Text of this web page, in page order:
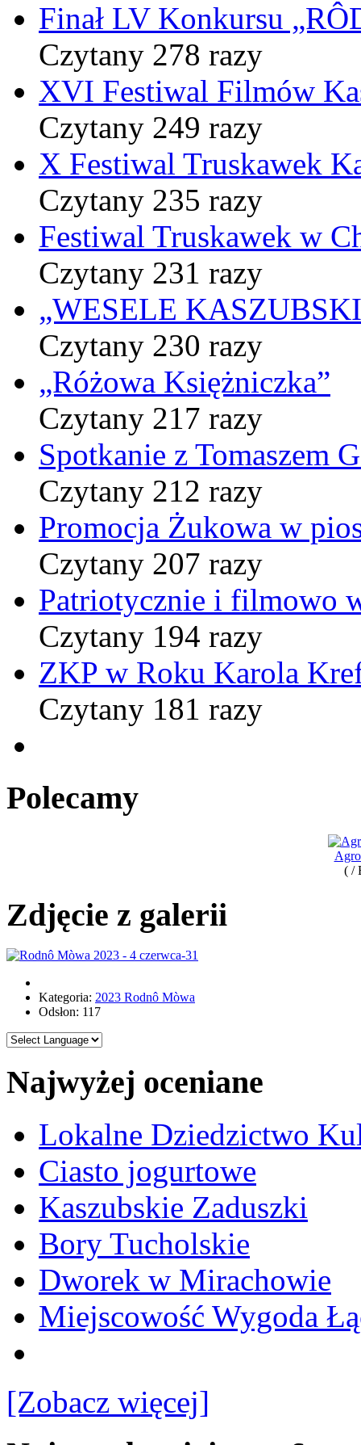
Finał LV Konkursu
Czytany 278 razy
XVI Festiwal Filmów
Czytany 249 razy
X Festiwal Truskawek
Czytany 235 razy
Festiwal Truskawek w
Czytany 231 razy
„WESELE
Czytany 230 razy
„Różowa Księżniczka”
Czytany 217 razy
Spotkanie z Tomaszem
Czytany 212 razy
Promocja Żukowa w
Czytany 207 razy
Patriotycznie i filmowo
Czytany 194 razy
ZKP w Roku Karola
Czytany 181 razy
Polecamy
( /
Zdjęcie z galerii
Kategoria: 2023 Rodnô Mòwa
Odsłon: 117
Najwyżej oceniane
Lokalne Dziedzictwo
Ciasto jogurtowe
Kaszubskie Zaduszki
Bory Tucholskie
Dworek w Mirachowie
Miejscowość Wygoda
[Zobacz więcej]